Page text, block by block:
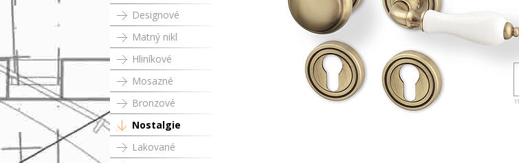
Designové
Matný nikl
Hliníkové
Mosazné
Bronzové
Nostalgie
Lakované